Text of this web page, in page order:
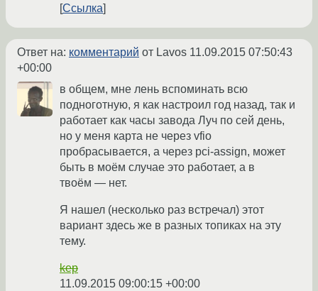
Ссылка
Ответ на: комментарий от Lavos 11.09.2015 07:50:43
+00:00
в общем, мне лень вспоминать всю
подноготную, я как настроил год назад, так и
работает как часы завода Луч по сей день,
но у меня карта не через vfio
пробрасывается, а через pci-assign, может
быть в моём случае это работает, а в
твоём — нет.
Я нашел (несколько раз встречал) этот
вариант здесь же в разных топиках на эту
тему.
kep
11.09.2015 09:00:15 +00:00